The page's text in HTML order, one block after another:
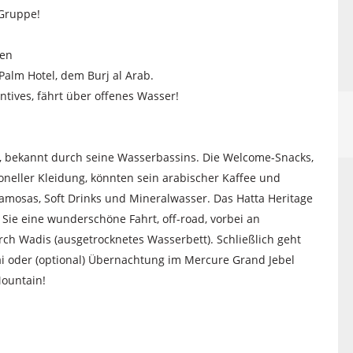
Hotel, dem Burj al Arab.
fährt über offenes Wasser!
durch seine Wasserbassins. Die Welcome-Snacks,
Kleidung, könnten sein arabischer Kaffee und
Soft Drinks und Mineralwasser. Das Hatta Heritage
eine wunderschöne Fahrt, off-road, vorbei an
Wadis (ausgetrocknetes Wasserbett). Schließlich geht
(optional) Übernachtung im Mercure Grand Jebel